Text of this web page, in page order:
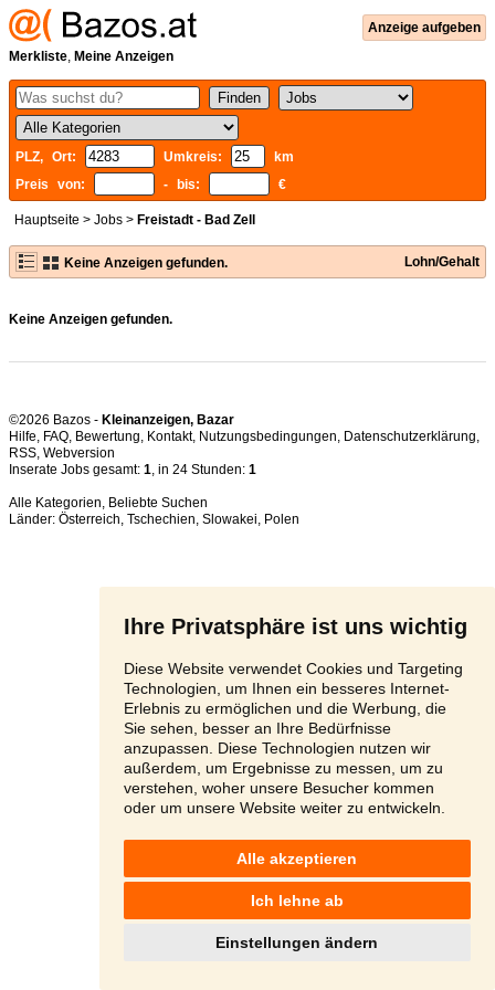
Ihre Privatsphäre ist uns wichtig
Diese Website verwendet Cookies und Targeting
Technologien, um Ihnen ein besseres Internet-
Erlebnis zu ermöglichen und die Werbung, die
Sie sehen, besser an Ihre Bedürfnisse
anzupassen. Diese Technologien nutzen wir
außerdem, um Ergebnisse zu messen, um zu
verstehen, woher unsere Besucher kommen
oder um unsere Website weiter zu entwickeln.
Alle akzeptieren
Ich lehne ab
Einstellungen ändern
Anzeige aufgeben
Merkliste, Meine Anzeigen
PLZ, Ort: Umkreis:
km
Preis von:
- bis: €
Hauptseite > Jobs > Freistadt - Bad Zell
Keine Anzeigen gefunden. Lohn/Gehalt
Keine Anzeigen gefunden.
©2026 Bazos - Kleinanzeigen, Bazar
Hilfe, FAQ, Bewertung, Kontakt, Nutzungsbedingungen, Datenschutzerklärung,
RSS,
Inserate Jobs gesamt: 1, in 24 Stunden: 1
Alle Kategorien, Beliebte Suchen
Länder: Österreich, Tschechien, Slowakei, Polen